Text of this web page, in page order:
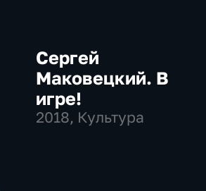
Сергей
Маковецкий. В
игре!
2018, Культура